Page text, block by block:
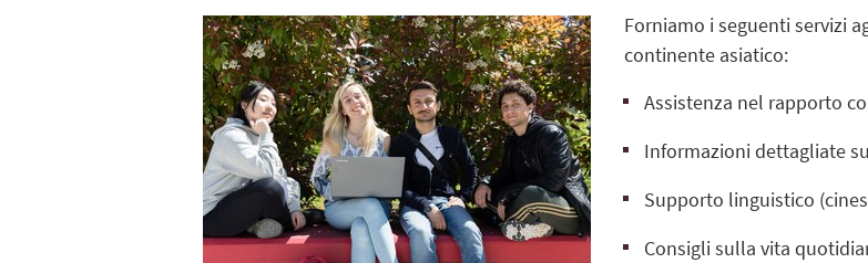
Forniamo i seguenti servizi
continente asiatico:
Assistenza nel rapporto
Informazioni dettagliate
Supporto linguistico
Consigli sulla vita